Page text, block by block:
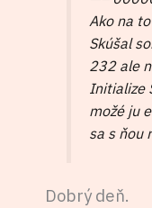
Ako na
Skúšal
232 ale
Initialize
možé ju
sa s ňou
Dobrý deň.